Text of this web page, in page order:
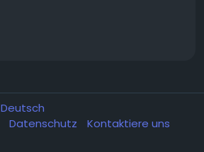
Deutsch
Datenschutz
Kontaktiere uns